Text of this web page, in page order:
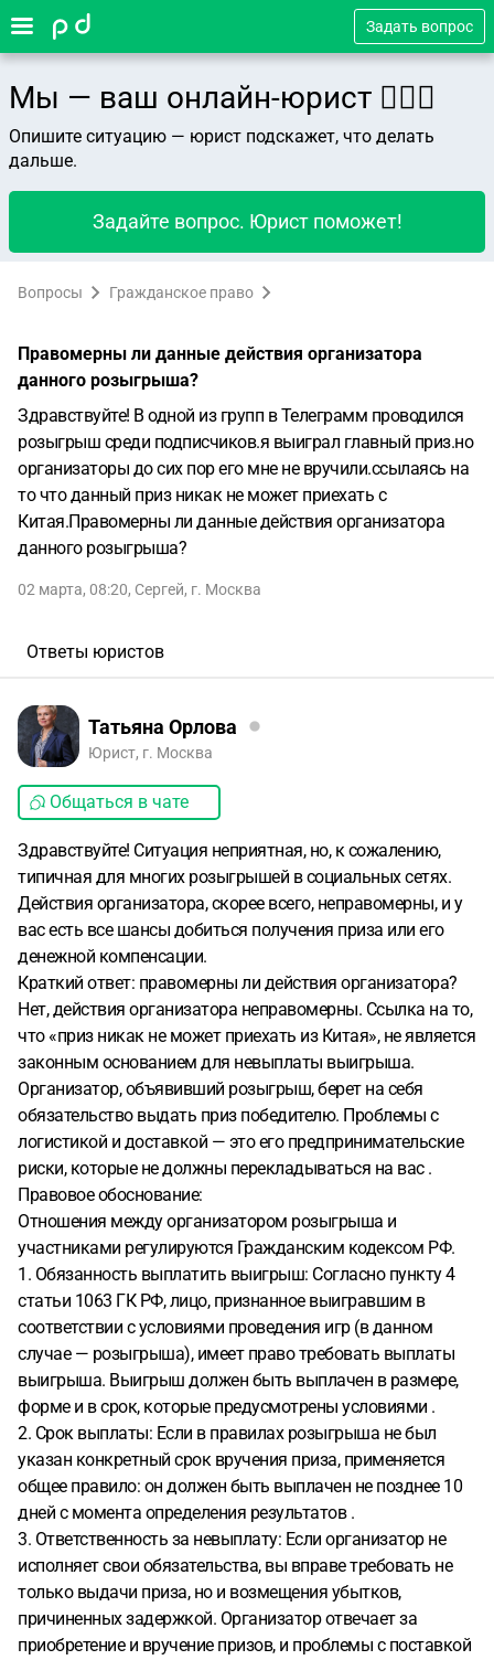
Задать вопрос
Мы — ваш онлайн-юрист 👨🏻‍⚖️
Опишите ситуацию — юрист подскажет, что делать
дальше.
Задайте вопрос. Юрист поможет!
Вопросы Гражданское право
Правомерны ли данные действия организатора
данного розыгрыша?
Здравствуйте! В одной из групп в Телеграмм проводился
розыгрыш среди подписчиков.я выиграл главный приз.но
организаторы до сих пор его мне не вручили.ссылаясь на
то что данный приз никак не может приехать с
Китая.Правомерны ли данные действия организатора
данного розыгрыша?
02 марта, 08:20, Сергей, г. Москва
Ответы юристов
Татьяна Орлова
Юрист, г. Москва
Общаться в чате
Здравствуйте! Ситуация неприятная, но, к сожалению,
типичная для многих розыгрышей в социальных сетях.
Действия организатора, скорее всего, неправомерны, и у
вас есть все шансы добиться получения приза или его
денежной компенсации.
Краткий ответ: правомерны ли действия организатора?
Нет, действия организатора неправомерны. Ссылка на то,
что «приз никак не может приехать из Китая», не является
законным основанием для невыплаты выигрыша.
Организатор, объявивший розыгрыш, берет на себя
обязательство выдать приз победителю. Проблемы с
логистикой и доставкой — это его предпринимательские
риски, которые не должны перекладываться на вас .
Правовое обоснование:
Отношения между организатором розыгрыша и
участниками регулируются Гражданским кодексом РФ.
1. Обязанность выплатить выигрыш: Согласно пункту 4
статьи 1063 ГК РФ, лицо, признанное выигравшим в
соответствии с условиями проведения игр (в данном
случае — розыгрыша), имеет право требовать выплаты
выигрыша. Выигрыш должен быть выплачен в размере,
форме и в срок, которые предусмотрены условиями .
2. Срок выплаты: Если в правилах розыгрыша не был
указан конкретный срок вручения приза, применяется
общее правило: он должен быть выплачен не позднее 10
дней с момента определения результатов .
3. Ответственность за невыплату: Если организатор не
исполняет свои обязательства, вы вправе требовать не
только выдачи приза, но и возмещения убытков,
причиненных задержкой. Организатор отвечает за
приобретение и вручение призов, и проблемы с поставкой